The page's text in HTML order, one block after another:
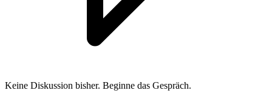
Keine Diskussion bisher. Beginne das Gespräch.